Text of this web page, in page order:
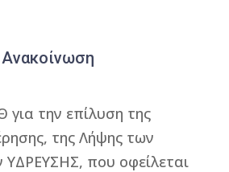
Ανακοίνωση
για την επίλυση της
της Λήψης των
ΥΔΡΕΥΣΗΣ, που οφείλεται